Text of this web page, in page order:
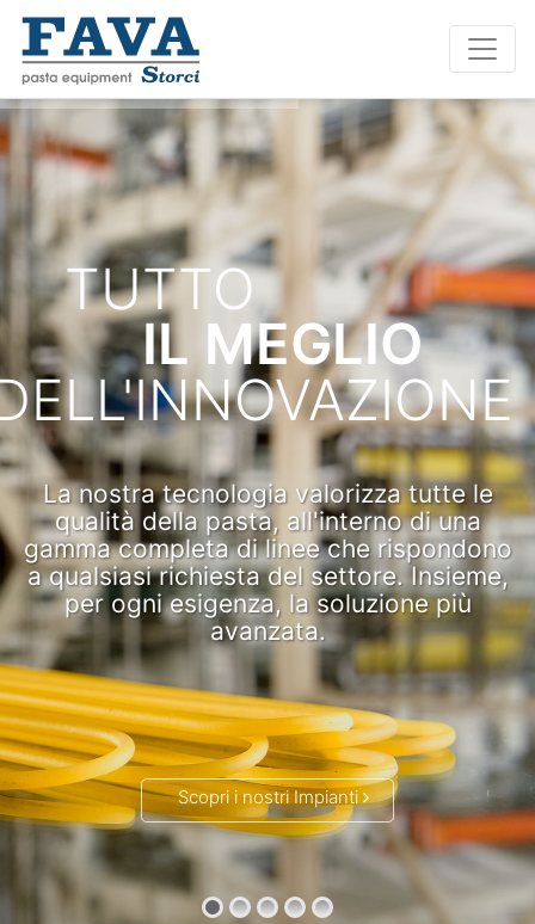
TUTTO
IL MEGLIO
La nostra tecnologia valorizza tutte le
qualità della pasta, all'interno di una
gamma completa di linee che rispondono
a qualsiasi richiesta del settore. Insieme,
per ogni esigenza, la soluzione più
avanzata.
Scopri i nostri Impianti